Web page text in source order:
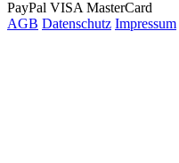
PayPal VISA MasterCard
AGB Datenschutz Impressum